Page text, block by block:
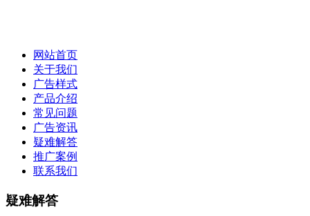
网站首页
关于我们
广告样式
产品介绍
常见问题
广告资讯
疑难解答
推广案例
联系我们
疑难解答